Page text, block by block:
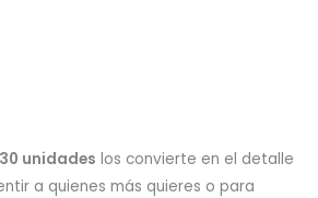
30 unidades los convierte en el detalle
a quienes más quieres o para